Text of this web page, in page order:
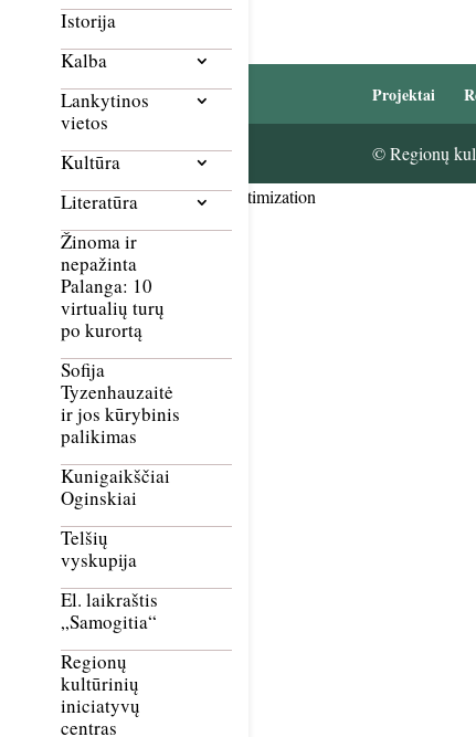
Istorija
Kalba
Lankytinos
vietos
Kultūra
Literatūra
Žinoma ir
nepažinta
Palanga: 10
virtualių turų
po kurortą
Sofija
Tyzenhauzaitė
ir jos kūrybinis
palikimas
Kunigaikščiai
Oginskiai
Telšių
vyskupija
El. laikraštis
„Samogitia“
Regionų
kultūrinių
iniciatyvų
centras
Projektai
© Regionų
Smush Image Compression and Optimization